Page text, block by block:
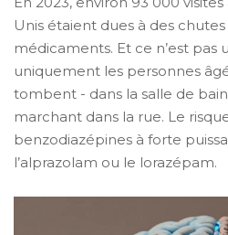
Unis étaient dues à des chutes
médicaments. Et ce n’est
uniquement les personnes
tombent - dans la salle de
marchant dans la rue. Le
benzodiazépines à forte
l’alprazolam ou le lorazépam.